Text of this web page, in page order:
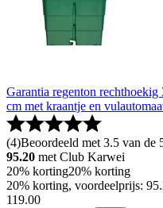
Garantia regenton
cm met kraantje en
(4)Beoordeeld met 3.5 van de
95.20 met Club Karwei
20% korting20% korting
20% korting, voordeelprijs:
119.00